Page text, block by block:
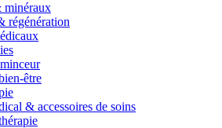
minéraux
régénération
être
& accessoires de soins